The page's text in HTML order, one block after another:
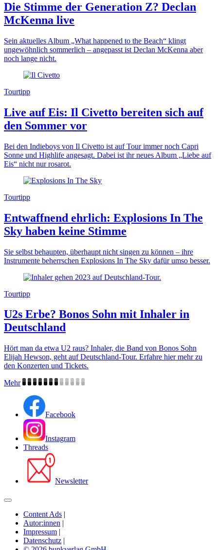
Die Stimme der Generation Z? Declan
McKenna live
Sein aktuelles Album „What happened to the Beach“ klingt
ungewöhnlich sommerlich – angepasst ist Declan McKenna aber
noch lange nicht.
Tourtipp
Live auf Eis: Il Civetto bereiten sich auf
den Sommer vor
Bei den Indieboys von Il Civetto ist auf Tour immer noch Capri
Sonne und Highlife angesagt. Dabei ist ihr neues Album „Liebe auf
Eis“ nicht nur rosarot.
Tourtipp
Entwaffnend ehrlich: Explosions In The
Sky haben keine Stimme
Sie selbst behaupten, überhaupt nicht singen zu können – ihre
Instrumente beherrschen Explosions In The Sky dafür umso besser.
Tourtipp
U2s Erbe? Bonos Sohn mit Inhaler in
Deutschland
Hört man da etwa U2 raus? Inhaler, die Band von Bonos Sohn
Elijah Hewson, geht auf Deutschland-Tour. Erfahre hier mehr zu
den Konzerten und Tickets.
Mehr
Facebook
Instagram
Threads
Newsletter
Content Ads |
Autor:innen |
Impressum |
Datenschutz |